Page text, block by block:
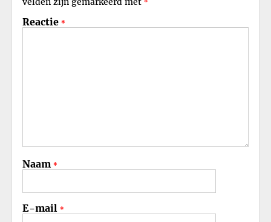
*
Reactie *
Naam *
E-mail *